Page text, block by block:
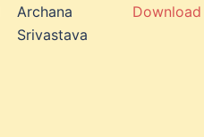
Archana
Srivastava
Download